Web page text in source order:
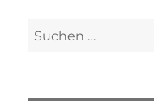
Suchen
nach: